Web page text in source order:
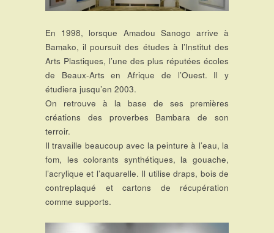
En 1998, lorsque Amadou Sanogo arrive à
Bamako, il poursuit des études à l’Institut des
Arts Plastiques, l’une des plus réputées écoles
de Beaux-Arts en Afrique de l’Ouest. Il y
étudiera jusqu’en 2003.
On retrouve à la base de ses premières
créations des proverbes Bambara de son
terroir.
Il travaille beaucoup avec la peinture à l’eau, la
fom, les colorants synthétiques, la gouache,
l’acrylique et l’aquarelle. Il utilise draps, bois de
contreplaqué et cartons de récupération
comme supports.